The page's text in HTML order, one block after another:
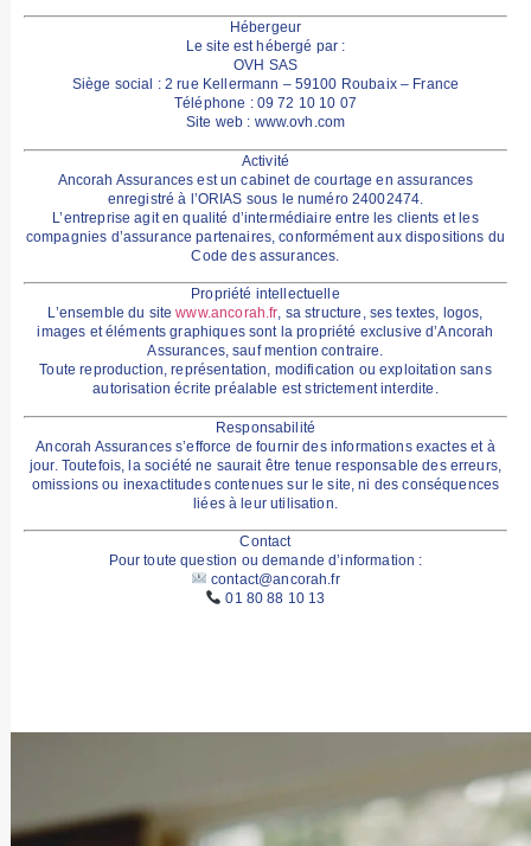
Hébergeur
Le site est hébergé par :
OVH SAS
Siège social : 2 rue Kellermann – 59100 Roubaix – France
Téléphone : 09 72 10 10 07
Site web : www.ovh.com
Activité
Ancorah Assurances est uncabinet de courtage en assurances
enregistré à l’ORIAS sous le numéro24002474.
L’entreprise agit en qualité d’intermédiaire entre les clients et les
compagnies d’assurance partenaires, conformément aux dispositions du
Code des assurances.
Propriété intellectuelle
L’ensemble du sitewww.ancorah.fr, sa structure, ses textes, logos,
images et éléments graphiques sont la propriété exclusive d’Ancorah
Assurances, sauf mention contraire.
Toute reproduction, représentation, modification ou exploitation sans
autorisation écrite préalable est strictement interdite.
Responsabilité
Ancorah Assurances s’efforce de fournir des informations exactes et à
jour. Toutefois, la société ne saurait être tenue responsable des erreurs,
omissions ou inexactitudes contenues sur le site, ni des conséquences
liées à leur utilisation.
Contact
Pour toute question ou demande d’information :
contact@ancorah.fr
01 80 88 10 13